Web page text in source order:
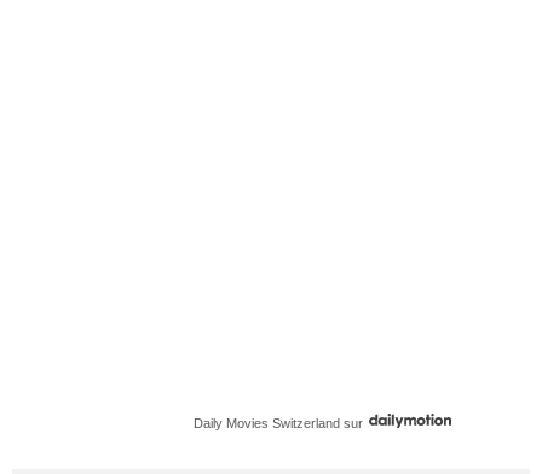
Daily Movies Switzerland sur